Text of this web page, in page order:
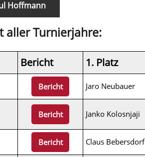
Hoffmann
aller Turnierjahre:
Bericht 1. Platz
Bericht Jaro Neubauer
Bericht Janko Kolosnjaji
Bericht Claus Bebersdorf